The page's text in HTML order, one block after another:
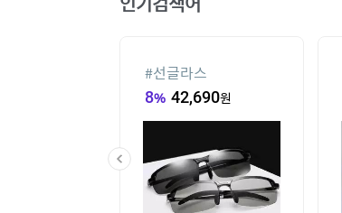
#선글라스
8% 42,690원